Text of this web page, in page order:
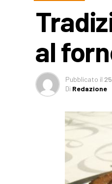
al
Pubblicato il
Di Redazione